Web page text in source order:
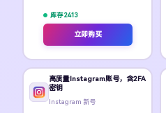
库存 2413
立即购买
高质量Instagram账号，含2FA
密钥
Instagram 新号